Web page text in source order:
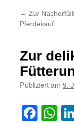
springen
← Zur
Pferdekauf
Zur
Publiziert am 9.